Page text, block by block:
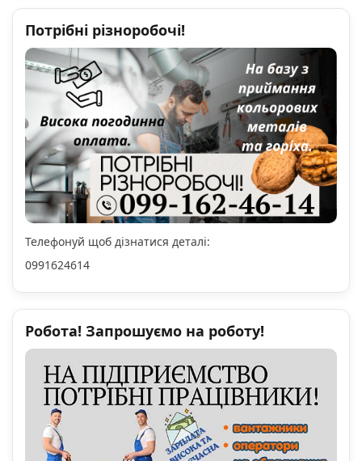
Потрібні різноробочі!
Телефонуй щоб дізнатися деталі:
0991624614
Робота! Запрошуємо на роботу!